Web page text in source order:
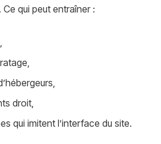
Ce qui peut entraîner :
droit,
qui imitent l’interface du site.